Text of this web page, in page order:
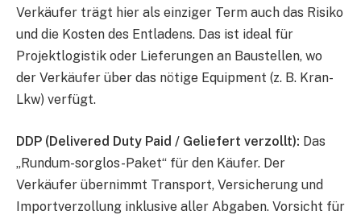
Verkäufer trägt hier als einziger Term auch das Risiko
und die Kosten des Entladens. Das ist ideal für
Projektlogistik oder Lieferungen an Baustellen, wo
der Verkäufer über das nötige Equipment (z. B. Kran-
Lkw) verfügt.
DDP (Delivered Duty Paid / Geliefert verzollt): Das
„Rundum-sorglos-Paket“ für den Käufer. Der
Verkäufer übernimmt Transport, Versicherung und
Importverzollung inklusive aller Abgaben. Vorsicht für